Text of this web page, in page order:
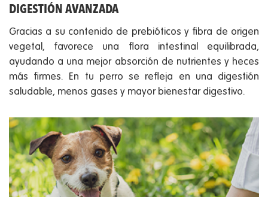
DIGESTIÓN AVANZADA
Gracias a su contenido de prebióticos y fibra de origen
vegetal, favorece una flora intestinal equilibrada,
ayudando a una mejor absorción de nutrientes y heces
más firmes. En tu perro se refleja en una digestión
saludable, menos gases y mayor bienestar digestivo.